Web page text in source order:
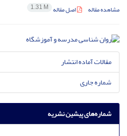
مشاهده مقاله اصل مقاله 1.31 M
مقالات آماده انتشار
شماره جاری
شماره‌های پیشین نشریه